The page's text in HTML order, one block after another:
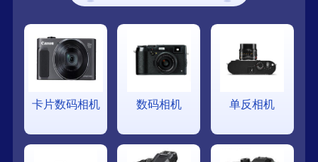
卡片数码相机 数码相机 单反相机